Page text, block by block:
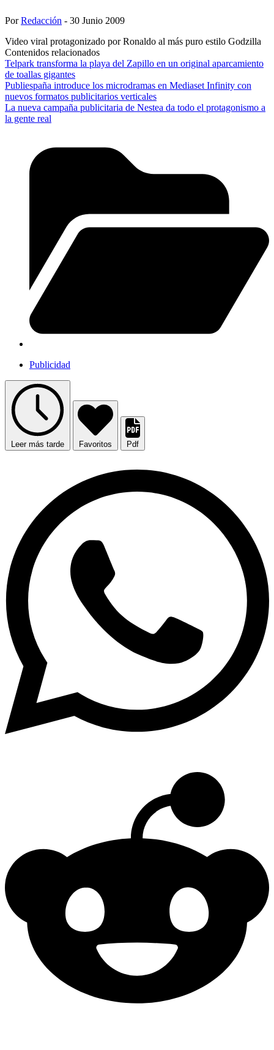
PorRedacción - 30 Junio 2009
Video viral protagonizado por Ronaldo al más puro estilo Godzilla
Contenidos relacionados
Telpark transforma la playa del Zapillo en un original aparcamiento
de toallas gigantes
Publiespaña introduce los microdramas en Mediaset Infinity con
nuevos formatos publicitarios verticales
La nueva campaña publicitaria de Nestea da todo el protagonismo a
la gente real
Publicidad
Leer más tarde Favoritos Pdf